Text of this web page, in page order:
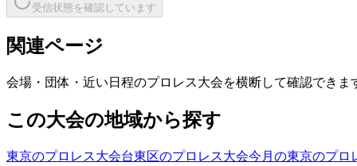
受信状態を確認しています
関連ページ
会場・団体・近い日程のプロレス大会を横断して確認できま
この大会の地域から探す
東京のプロレス大会台東区のプロレス大会今月の東京のプロ